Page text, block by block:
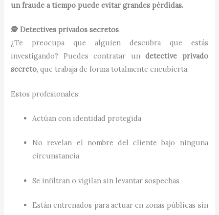
un fraude a tiempo puede evitar grandes pérdidas.
🕵️ Detectives privados secretos
¿Te preocupa que alguien descubra que estás
investigando? Puedes contratar undetective privado
secreto, que trabaja de forma totalmente encubierta.
Estos profesionales:
Actúan con identidad protegida
No revelan el nombre del cliente bajo ninguna
circunstancia
Se infiltran o vigilan sin levantar sospechas
Están entrenados para actuar en zonas públicas sin